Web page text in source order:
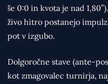
še 0:0 in kvota je nad
živo hitro postanejo
pot v izgubo.
Dolgoročne stave (ante-
kot zmagovalec turnirja,